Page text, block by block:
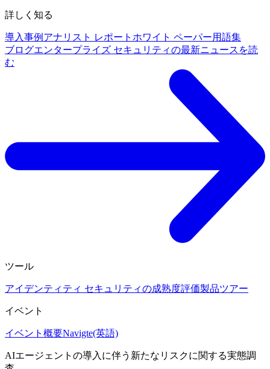
詳しく知る
導入事例 アナリスト レポート ホワイト ペーパー用語集
ブログエンタープライズ セキュリティの最新ニュースを読
む
ツール
アイデンティティ セキュリティの成熟度評価製品ツアー
イベント
イベント概要Navigte(英語)
AIエージェントの導入に伴う新たなリスクに関する実態調